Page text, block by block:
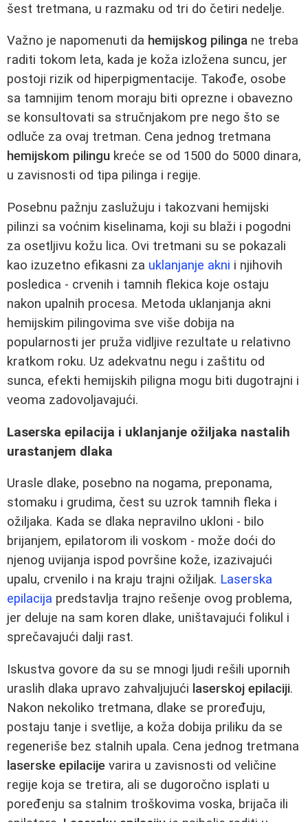
šest tretmana, u razmaku od tri do četiri nedelje.
Važno je napomenuti da hemijskog pilinga ne treba
raditi tokom leta, kada je koža izložena suncu, jer
postoji rizik od hiperpigmentacije. Takođe, osobe
sa tamnijim tenom moraju biti oprezne i obavezno
se konsultovati sa stručnjakom pre nego što se
odluče za ovaj tretman. Cena jednog tretmana
hemijskom pilingu kreće se od 1500 do 5000 dinara,
u zavisnosti od tipa pilinga i regije.
Posebnu pažnju zaslužuju i takozvani hemijski
pilinzi sa voćnim kiselinama, koji su blaži i pogodni
za osetljivu kožu lica. Ovi tretmani su se pokazali
kao izuzetno efikasni za uklanjanje akni i njihovih
posledica - crvenih i tamnih flekica koje ostaju
nakon upalnih procesa. Metoda uklanjanja akni
hemijskim pilingovima sve više dobija na
popularnosti jer pruža vidljive rezultate u relativno
kratkom roku. Uz adekvatnu negu i zaštitu od
sunca, efekti hemijskih piligna mogu biti dugotrajni i
veoma zadovoljavajući.
Laserska epilacija i uklanjanje ožiljaka nastalih
urastanjem dlaka
Urаsle dlake, posebno na nogama, preponama,
stomaku i grudima, čest su uzrok tamnih fleka i
ožiljaka. Kada se dlaka nepravilno ukloni - bilo
brijanjem, epilatorom ili voskom - može doći do
njenog uvijanja ispod površine kože, izazivajući
upalu, crvenilo i na kraju trajni ožiljak. Laserska
epilacija predstavlja trajno rešenje ovog problema,
jer deluje na sam koren dlake, uništavajući folikul i
sprečavajući dalji rast.
Iskustva govore da su se mnogi ljudi rešili upornih
uraslih dlaka upravo zahvaljujući laserskoj epilaciji.
Nakon nekoliko tretmana, dlake se proređuju,
postaju tanje i svetlije, a koža dobija priliku da se
regeneriše bez stalnih upala. Cena jednog tretmana
laserske epilacije varira u zavisnosti od veličine
regije koja se tretira, ali se dugoročno isplati u
poređenju sa stalnim troškovima voska, brijača ili